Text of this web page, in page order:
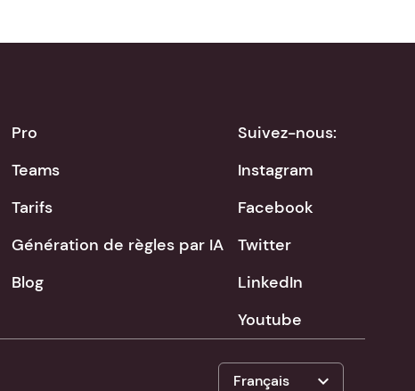
Pro
Teams
Tarifs
Génération de règles par IA
Blog
Suivez-nous:
Instagram
Facebook
Twitter
LinkedIn
Youtube
Français expand_more